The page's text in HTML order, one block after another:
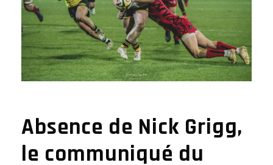
Absence de Nick Grigg,
le communiqué du